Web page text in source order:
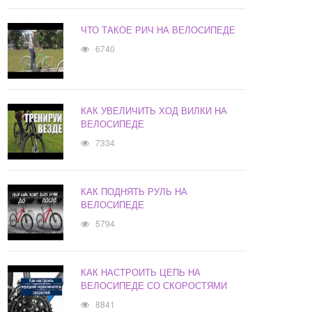
ЧТО ТАКОЕ РИЧ НА ВЕЛОСИПЕДЕ
6740
КАК УВЕЛИЧИТЬ ХОД ВИЛКИ НА
ВЕЛОСИПЕДЕ
7334
КАК ПОДНЯТЬ РУЛЬ НА
ВЕЛОСИПЕДЕ
5794
КАК НАСТРОИТЬ ЦЕПЬ НА
ВЕЛОСИПЕДЕ СО СКОРОСТЯМИ
8841